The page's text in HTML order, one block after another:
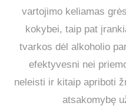
vartojimo keliamas
kokybei, taip pat
tvarkos dėl alkoholio
efektyvesni nei
neleisti ir kitaip apriboti
atsakomybę